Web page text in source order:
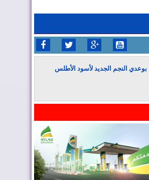
بوعدي النجم الجديد لأسود الأطلس
المغرب يعزز موقعه في صناعة الطيران